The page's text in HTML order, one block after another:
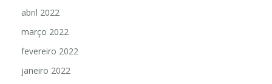
abril 2022
março 2022
fevereiro 2022
janeiro 2022